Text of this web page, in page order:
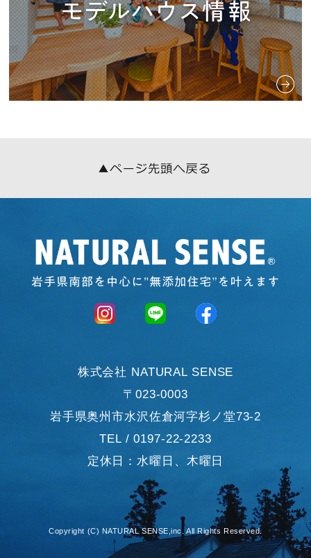
株式会社 NATURAL SENSE
〒023-0003
岩手県奥州市水沢佐倉河字杉ノ堂73-2
TEL / 0197-22-2233
定休日：水曜日、木曜日
Copyright (C) NATURAL SENSE,inc. All Rights Reserved.